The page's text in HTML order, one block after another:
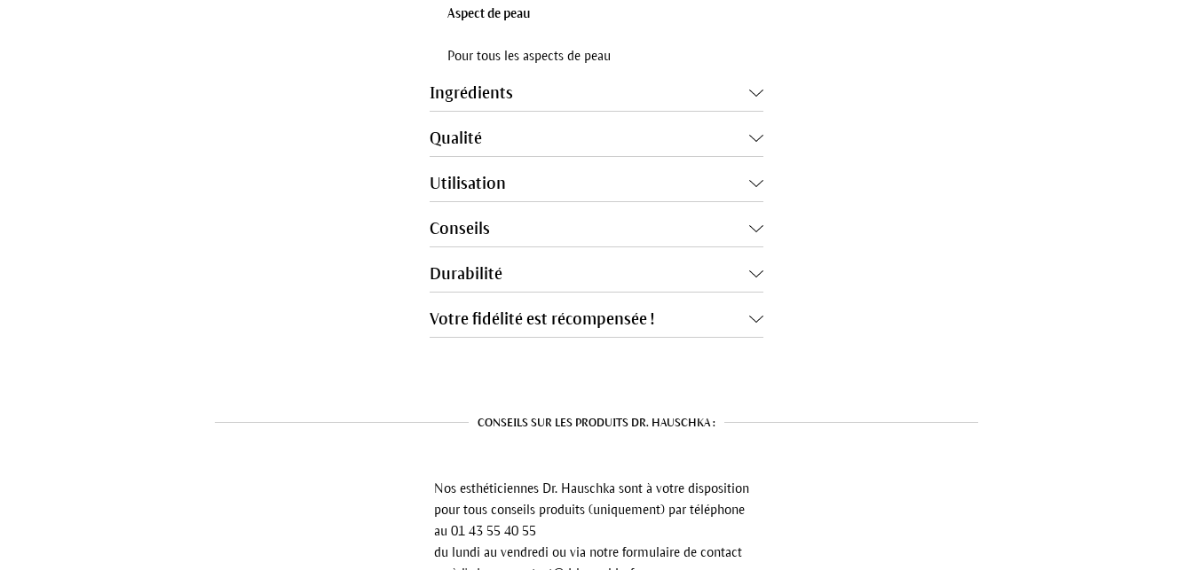
Aspect de peau
Pour tous les aspects de peau
Ingrédients
Qualité
Utilisation
Conseils
Durabilité
Votre fidélité est récompensée !
CONSEILS SUR LES PRODUITS DR. HAUSCHKA :
Nos esthéticiennes Dr. Hauschka sont à votre disposition
pour tous conseils produits (uniquement) par téléphone
au 01 43 55 40 55
du lundi au vendredi ou via notre formulaire de contact